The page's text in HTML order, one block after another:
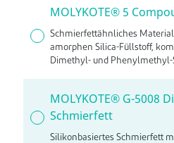
MOLYKOTE® 5
Schmierfettähnliches
amorphen Silica-Füllstoff,
Dimethyl- und Phenylmethyl-
Metall und Kunststoff
MOLYKOTE® G-5008
Schmierfett
Silikonbasiertes Schmierfett